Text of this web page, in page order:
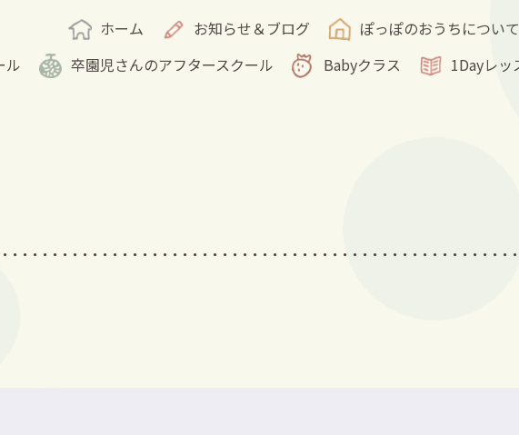
ホーム お知らせ＆ブログ ぽっぽのおうちについて
ル
卒園児さんのアフタースクール Babyクラス 1Dayレッ